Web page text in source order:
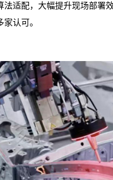
法适配，大幅提升现场部署
认可。